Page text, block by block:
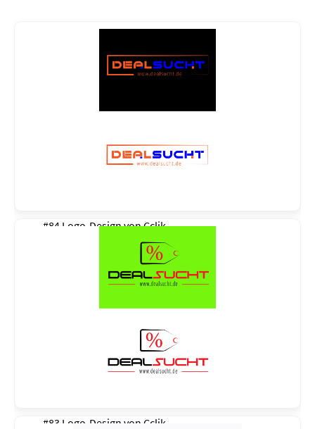
#84 Logo-Design vonCclik
#83 Logo-Design von Cclik